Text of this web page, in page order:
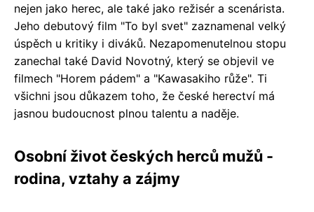
nejen jako herec, ale také jako režisér a scenárista.
Jeho debutový film "To byl svet" zaznamenal velký
úspěch u kritiky i diváků. Nezapomenutelnou stopu
zanechal také David Novotný, který se objevil ve
filmech "Horem pádem" a "Kawasakiho růže". Ti
všichni jsou důkazem toho, že české herectví má
jasnou budoucnost plnou talentu a naděje.
Osobní život českých herců mužů -
rodina, vztahy a zájmy